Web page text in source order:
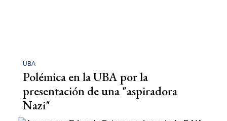
UBA
Polémica en la UBA por la
presentación de una "aspiradora
Nazi"